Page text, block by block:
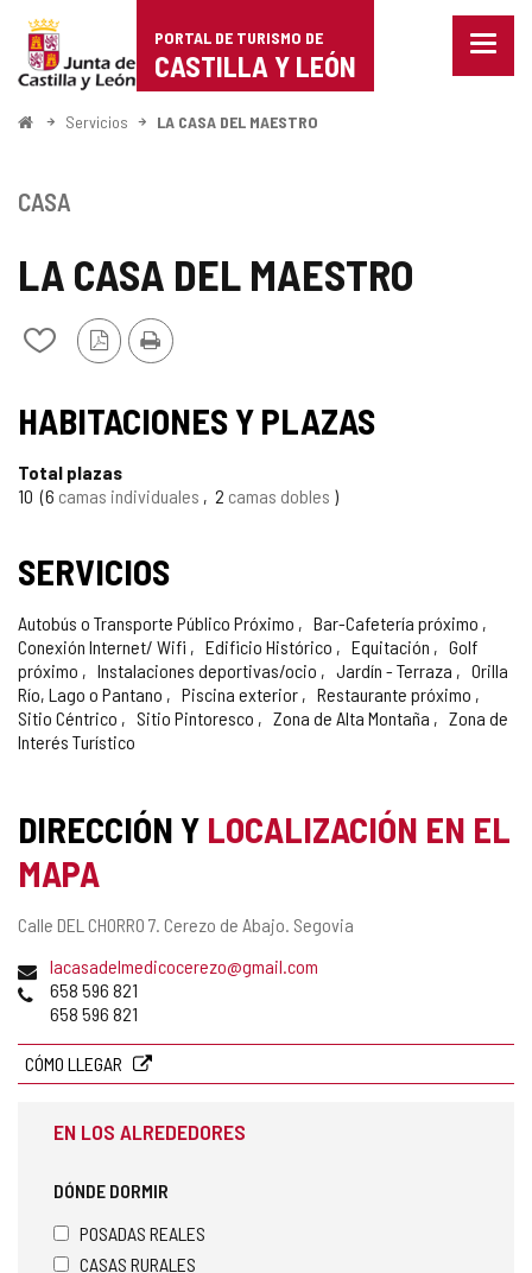
Portal
de
Turismo
Castilla
León
PORTAL DE TURISMO DE
CASTILLA Y LEÓN
Menu
InicioServicios LA CASA DEL MAESTRO
LA CASA DEL MAESTRO
Añadir/quitar
cuadernos
Versión
PDF
Imprimir
TIPO
CASA
HABITACIONES Y PLAZAS
Total plazas
10 6 camas individuales 2 camas dobles
SERVICIOS
Autobús o Transporte Público Próximo
Bar-Cafetería próximo
Conexión Internet/ Wifi
Edificio Histórico Equitación
Golf
próximo
Instalaciones deportivas/ocio Jardín - Terraza
Orilla
Río, Lago o Pantano
Piscina exterior
Restaurante próximo
Sitio Céntrico
Sitio Pintoresco Zona de Alta Montaña
Zona de
Interés Turístico
DIRECCIÓN Y LOCALIZACIÓN EN EL
MAPA
Dirección
Calle DEL CHORRO 7. Cerezo de Abajo. Segovia
Dirección
de
correo
lacasadelmedicocerezo@gmail.com
Teléfonos
658 596 821
658 596 821
CÓMO LLEGAR
EN LOS ALREDEDORES
DÓNDE DORMIR
POSADAS REALES
CASAS RURALES